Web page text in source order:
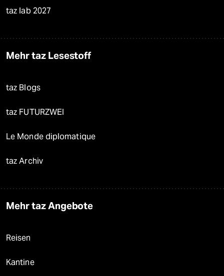
taz lab 2027
Mehr taz Lesestoff
taz Blogs
taz FUTURZWEI
Le Monde diplomatique
taz Archiv
Mehr taz Angebote
Reisen
Kantine